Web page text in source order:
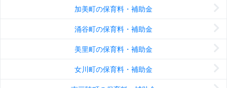
加美町の保育料・補助金
涌谷町の保育料・補助金
美里町の保育料・補助金
女川町の保育料・補助金